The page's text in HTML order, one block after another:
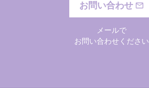
お問い合わせ
メールで
お問い合わせください